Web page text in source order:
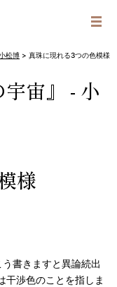
松博 > 真珠に現れる3つの色模様
宙』 - 小
様
書きますと異論続出
干渉色のことを指しま